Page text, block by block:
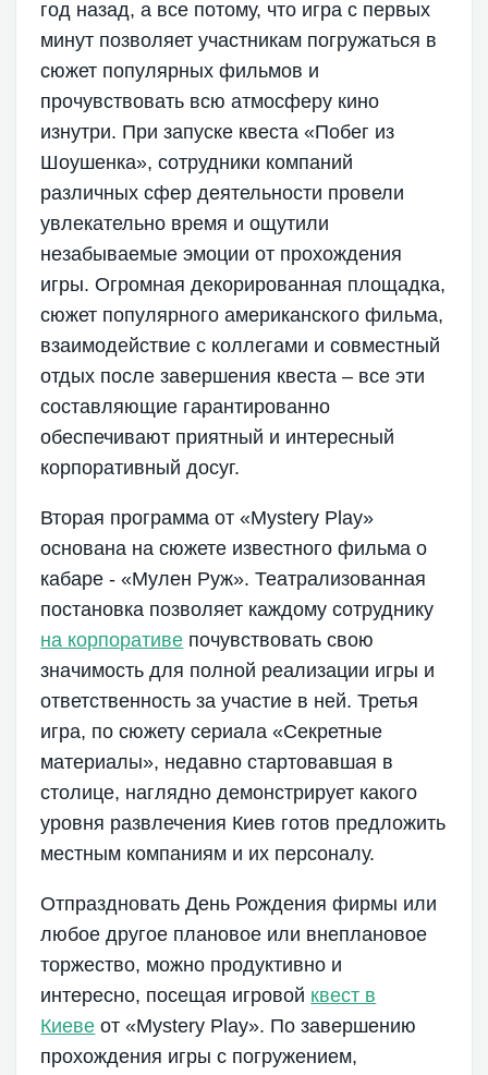
год назад, а все потому, что игра с первых
минут позволяет участникам погружаться в
сюжет популярных фильмов и
прочувствовать всю атмосферу кино
изнутри. При запуске квеста «Побег из
Шоушенка», сотрудники компаний
различных сфер деятельности провели
увлекательно время и ощутили
незабываемые эмоции от прохождения
игры. Огромная декорированная площадка,
сюжет популярного американского фильма,
взаимодействие с коллегами и совместный
отдых после завершения квеста – все эти
составляющие гарантированно
обеспечивают приятный и интересный
корпоративный досуг.
Вторая программа от «Mystery Play»
основана на сюжете известного фильма о
кабаре - «Мулен Руж». Театрализованная
постановка позволяет каждому сотруднику
на корпоративе почувствовать свою
значимость для полной реализации игры и
ответственность за участие в ней. Третья
игра, по сюжету сериала «Секретные
материалы», недавно стартовавшая в
столице, наглядно демонстрирует какого
уровня развлечения Киев готов предложить
местным компаниям и их персоналу.
Отпраздновать День Рождения фирмы или
любое другое плановое или внеплановое
торжество, можно продуктивно и
интересно, посещая игровой квест в
Киеве от «Mystery Play». По завершению
прохождения игры с погружением,